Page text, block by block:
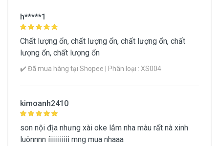
h*****1
Chất lượng ổn, chất lượng ổn, chất lượng ổn, chất
lượng ổn, chất lượng ổn
✔️ Đã mua hàng tại Shopee | Phân loại : XS004
kimoanh2410
son nội địa nhưng xài oke lắm nha màu rất nà xinh
luônnnn íiiiiiiiiii mng mua nhaaa